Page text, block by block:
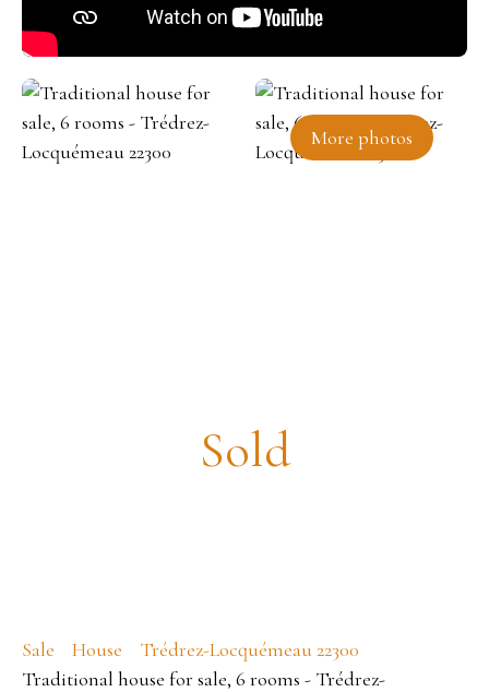
More photos
Sold
Sale House
Trédrez-Locquémeau 22300
Traditional house for sale, 6 rooms - Trédrez-